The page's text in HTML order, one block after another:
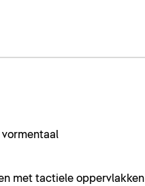
vormentaal
met tactiele oppervlakken